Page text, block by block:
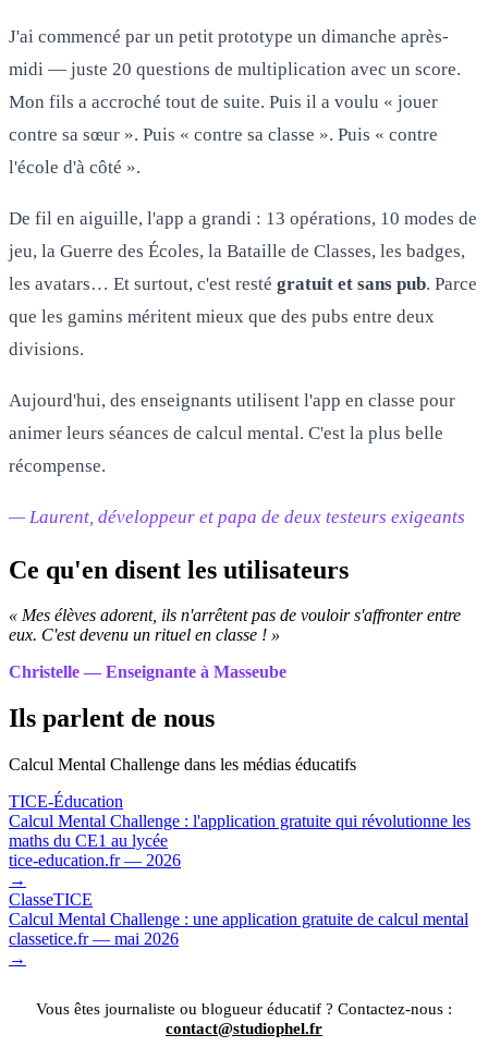
J'ai commencé par un petit prototype un dimanche après-
midi — juste 20 questions de multiplication avec un score.
Mon fils a accroché tout de suite. Puis il a voulu « jouer
contre sa sœur ». Puis « contre sa classe ». Puis « contre
l'école d'à côté ».
De fil en aiguille, l'app a grandi : 13 opérations, 10 modes de
jeu, la Guerre des Écoles, la Bataille de Classes, les badges,
les avatars… Et surtout, c'est resté gratuit et sans pub. Parce
que les gamins méritent mieux que des pubs entre deux
divisions.
Aujourd'hui, des enseignants utilisent l'app en classe pour
animer leurs séances de calcul mental. C'est la plus belle
récompense.
— Laurent, développeur et papa de deux testeurs exigeants
Ce qu'en disent les utilisateurs
« Mes élèves adorent, ils n'arrêtent pas de vouloir s'affronter entre
eux. C'est devenu un rituel en classe ! »
Christelle — Enseignante à Masseube
Ils parlent de nous
Calcul Mental Challenge dans les médias éducatifs
TICE-Éducation
Calcul Mental Challenge : l'application gratuite qui révolutionne les
maths du CE1 au lycée
tice-education.fr — 2026
→
ClasseTICE
Calcul Mental Challenge : une application gratuite de calcul mental
classetice.fr — mai 2026
→
Vous êtes journaliste ou blogueur éducatif ? Contactez-nous :
contact@studiophel.fr